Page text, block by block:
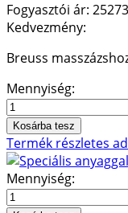
Fogyasztói ár:
Kedvezmény:
Breuss
Mennyiség:
Termék részletes
Mennyiség: